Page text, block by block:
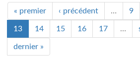
« premier ‹ précédent … 9
13 14 15 16 17 …
dernier »